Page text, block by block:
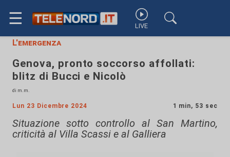
☰ LIVE
L'emergenza
Genova, pronto soccorso affollati:
blitz di Bucci e Nicolò
di m.m.
Lun 23 Dicembre 2024 1 min, 53 sec
Situazione sotto controllo al San Martino,
criticità al Villa Scassi e al Galliera